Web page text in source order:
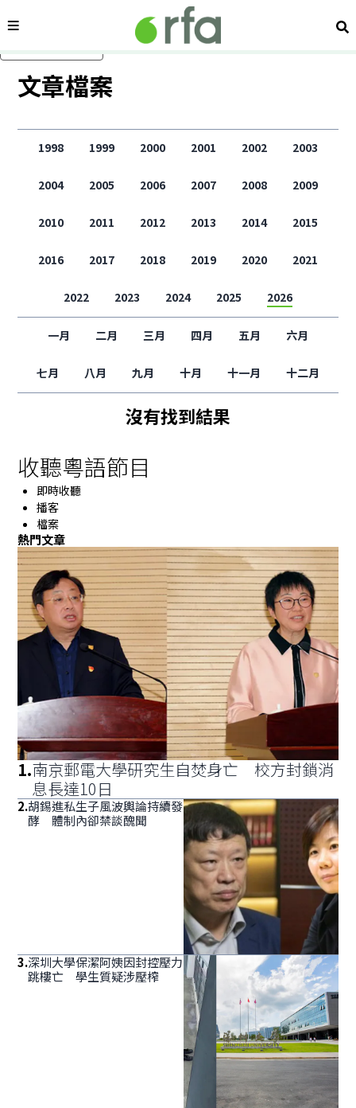
內容分類 搜
文章檔案
1998 1999 2000 2001 2002 2003
2004 2005 2006 2007 2008 2009
2010 2011 2012 2013 2014 2015
2016 2017 2018 2019 2020 2021
2022 2023 2024 2025 2026
一月 二月 三月 四月 五月 六月
七月 八月 九月 十月 十一月 十二月
沒有找到結果
收聽粵語節目
即時收聽
播客
檔案
熱門文章
1.南京郵電大學研究生自焚身亡 校方封鎖消
息長達10日
2.胡錫進私生子風波輿論持續發
酵 體制內卻禁談醜聞
3.深圳大學保潔阿姨因封控壓力
跳樓亡 學生質疑涉壓榨